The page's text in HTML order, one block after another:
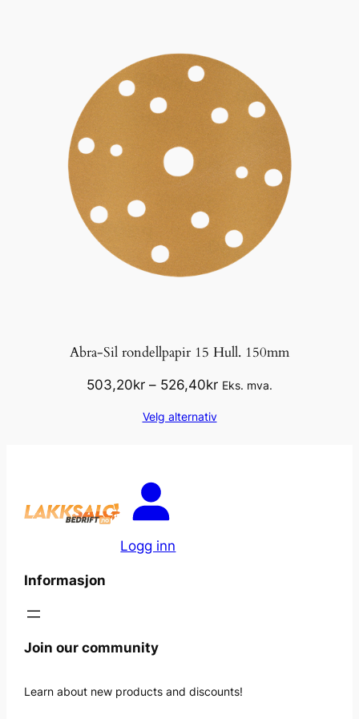
Abra-Sil rondellpapir 15 Hull. 150mm
503,20kr – 526,40krPrisområde:
Eks. mva.
Velg alternativ
Logg inn
Informasjon
Join our community
Learn about new products and discounts!